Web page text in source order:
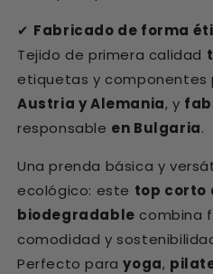
✔ Fabricado de forma
Tejido de primera calidad
etiquetas y componentes
Austria y Alemania, y
responsable en Bulgaria.
Una prenda básica y
ecológico: este top corto
biodegradable combina
comodidad y
Perfecto parayoga,